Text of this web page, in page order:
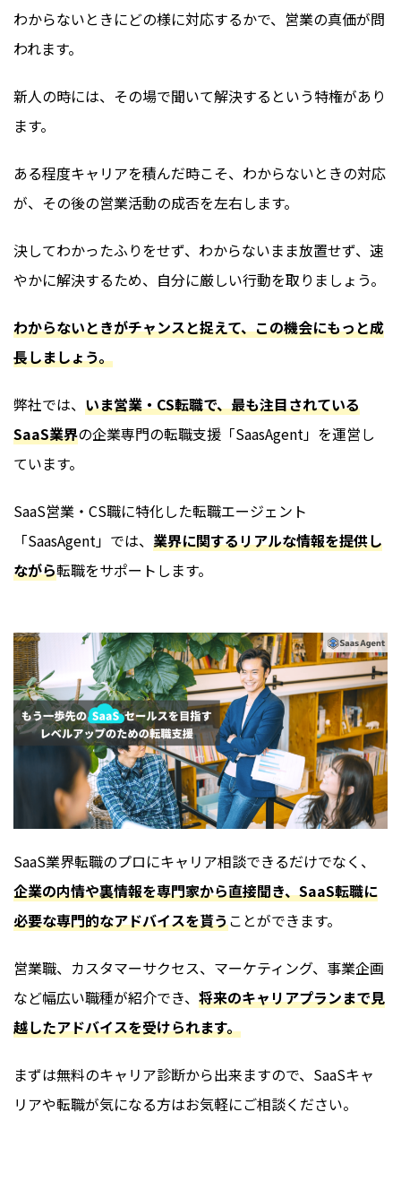
わからないときにどの様に対応するかで、営業の真価が問
われます。
新人の時には、その場で聞いて解決するという特権があり
ます。
ある程度キャリアを積んだ時こそ、わからないときの対応
が、その後の営業活動の成否を左右します。
決してわかったふりをせず、わからないまま放置せず、速
やかに解決するため、自分に厳しい行動を取りましょう。
わからないときがチャンスと捉えて、この機会にもっと成
長しましょう。
弊社では、 いま営業・CS転職で、最も注目されている
SaaS業界の企業専門の転職支援「SaasAgent」を運営し
ています。
SaaS営業・CS職に特化した転職エージェント
「SaasAgent」では、 業界に関するリアルな情報を提供し
ながら転職をサポートします。
SaaS業界転職のプロにキャリア相談できるだけでなく、
企業の内情や裏情報を専門家から直接聞き、SaaS転職に
必要な専門的なアドバイスを貰うことができます。
営業職、カスタマーサクセス、マーケティング、事業企画
など幅広い職種が紹介でき、 将来のキャリアプランまで見
越したアドバイスを受けられます。
まずは無料のキャリア診断から出来ますので、SaaSキャ
リアや転職が気になる方はお気軽にご相談ください。